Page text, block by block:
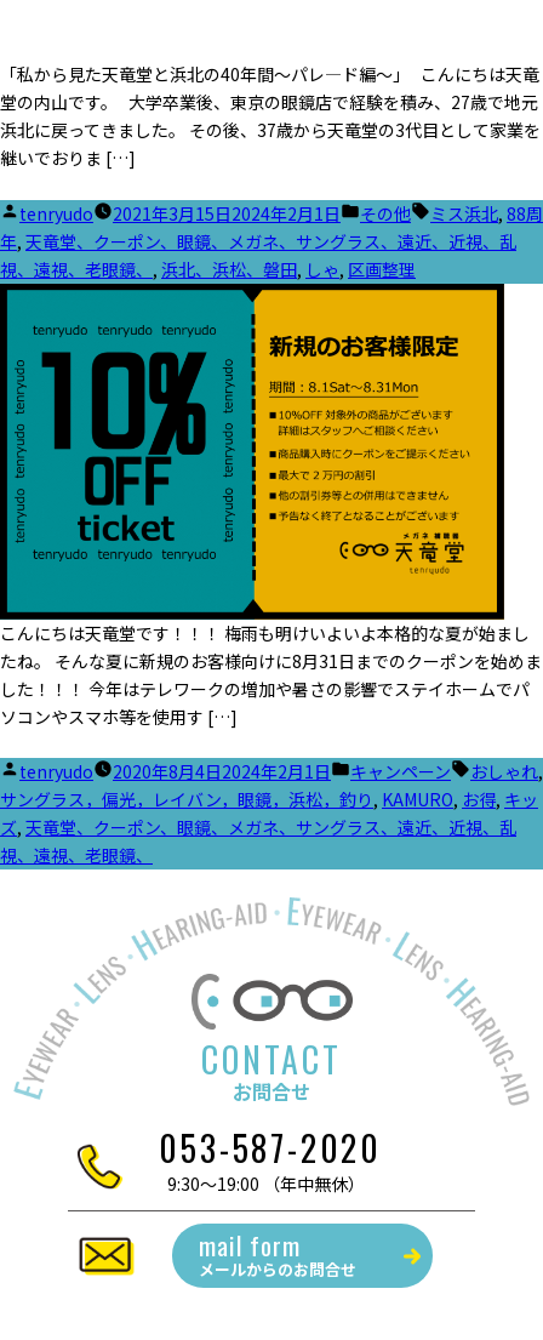
「私から見た天竜堂と浜北の40年間～パレ―ド編～」 こんにちは天竜
堂の内山です。 大学卒業後、東京の眼鏡店で経験を積み、27歳で地元
浜北に戻ってきました。 その後、37歳から天竜堂の3代目として家業を
継いでおりま […]
投
稿
者:
tenryudo 2021年3月15日2024年2月1日
カ
テ
ゴ
リ
その他
タ
グ:
ミス浜北, 88周
年, 天竜堂、クーポン、眼鏡、メガネ、サングラス、遠近、近視、乱
視、遠視、老眼鏡、 , 浜北、浜松、磐田, しゃ, 区画整理
こんにちは天竜堂です！！！ 梅雨も明けいよいよ本格的な夏が始まし
たね。 そんな夏に新規のお客様向けに8月31日までのクーポンを始めま
した！！！ 今年はテレワークの増加や暑さの影響でステイホームでパ
ソコンやスマホ等を使用す […]
投
稿
者:
tenryudo 2020年8月4日2024年2月1日
カ
テ
ゴ
キャンペーン
タ
グ:
おしゃれ,
サングラス，偏光，レイバン，眼鏡，浜松，釣り , KAMURO, お得, キッ
ズ, 天竜堂、クーポン、眼鏡、メガネ、サングラス、遠近、近視、乱
視、遠視、老眼鏡、
CONTACT
お問合せ
053-587-2020
9:30～19:00 （年中無休）
mail form
メールからのお問合せ